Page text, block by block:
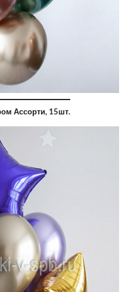
Ассорти, 15шт.